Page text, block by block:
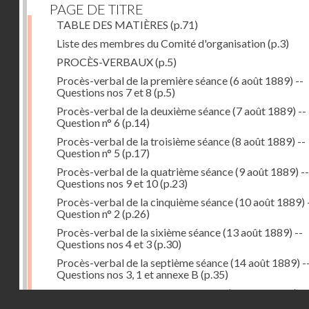
PAGE DE TITRE
TABLE DES MATIÈRES (p.71)
Liste des membres du Comité d'organisation(p.3)
PROCÈS-VERBAUX(p.5)
Procès-verbal de la première séance (6 août 1889) --
Questions nos 7 et 8 (p.5)
Procès-verbal de la deuxième séance (7 août 1889) --
Question n° 6 (p.14)
Procès-verbal de la troisième séance (8 août 1889) --
Question n° 5 (p.17)
Procès-verbal de la quatrième séance (9 août 1889) --
Questions nos 9 et 10(p.23)
Procès-verbal de la cinquième séance (10 août 1889)
Question n° 2 (p.26)
Procès-verbal de la sixième séance (13 août 1889) --
Questions nos 4 et 3(p.30)
Procès-verbal de la septième séance (14 août 1889)
Questions nos 3, 1 et annexe B (p.35)
Procès-verbal de la huitième séance (16 août 1889) --